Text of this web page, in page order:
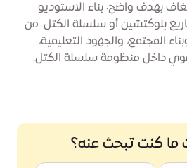
بهدف واضح: بناء الاستوديو
بلوكتشين أو سلسلة الكتل. من
المجتمع، والجهود التعليمية،
داخل منظومة سلسلة الكتل.
كنت تبحث عنه؟